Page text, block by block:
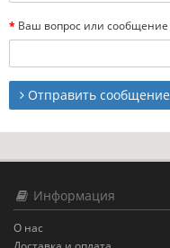
Ваш вопрос или сообщение
Отправить сообщение
Информация
О нас